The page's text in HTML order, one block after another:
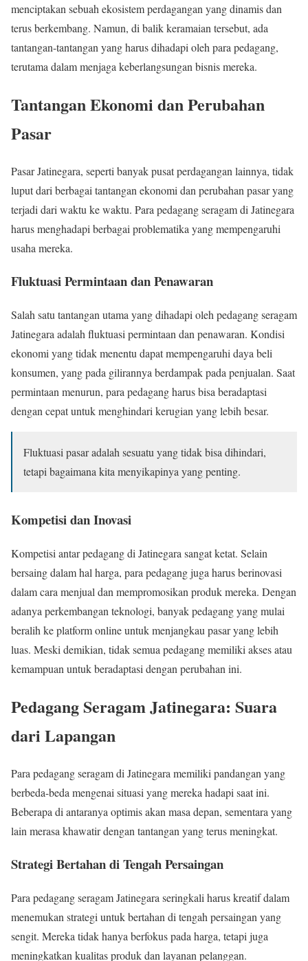
menciptakan sebuah ekosistem perdagangan yang dinamis dan
terus berkembang. Namun, di balik keramaian tersebut, ada
tantangan-tantangan yang harus dihadapi oleh para pedagang,
terutama dalam menjaga keberlangsungan bisnis mereka.
Tantangan Ekonomi dan Perubahan
Pasar
Pasar Jatinegara, seperti banyak pusat perdagangan lainnya, tidak
luput dari berbagai tantangan ekonomi dan perubahan pasar yang
terjadi dari waktu ke waktu. Para pedagang seragam di Jatinegara
harus menghadapi berbagai problematika yang mempengaruhi
usaha mereka.
Fluktuasi Permintaan dan Penawaran
Salah satu tantangan utama yang dihadapi oleh pedagang seragam
Jatinegara adalah fluktuasi permintaan dan penawaran. Kondisi
ekonomi yang tidak menentu dapat mempengaruhi daya beli
konsumen, yang pada gilirannya berdampak pada penjualan. Saat
permintaan menurun, para pedagang harus bisa beradaptasi
dengan cepat untuk menghindari kerugian yang lebih besar.
Fluktuasi pasar adalah sesuatu yang tidak bisa dihindari,
tetapi bagaimana kita menyikapinya yang penting.
Kompetisi dan Inovasi
Kompetisi antar pedagang di Jatinegara sangat ketat. Selain
bersaing dalam hal harga, para pedagang juga harus berinovasi
dalam cara menjual dan mempromosikan produk mereka. Dengan
adanya perkembangan teknologi, banyak pedagang yang mulai
beralih ke platform online untuk menjangkau pasar yang lebih
luas. Meski demikian, tidak semua pedagang memiliki akses atau
kemampuan untuk beradaptasi dengan perubahan ini.
Pedagang Seragam Jatinegara: Suara
dari Lapangan
Para pedagang seragam di Jatinegara memiliki pandangan yang
berbeda-beda mengenai situasi yang mereka hadapi saat ini.
Beberapa di antaranya optimis akan masa depan, sementara yang
lain merasa khawatir dengan tantangan yang terus meningkat.
Strategi Bertahan di Tengah Persaingan
Para pedagang seragam Jatinegara seringkali harus kreatif dalam
menemukan strategi untuk bertahan di tengah persaingan yang
sengit. Mereka tidak hanya berfokus pada harga, tetapi juga
meningkatkan kualitas produk dan layanan pelanggan.